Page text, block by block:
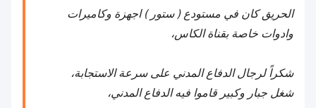
الحريق كان في مستودع ( ستور ) اجهزة وكاميرات
وادوات خاصة بقناة الكاس،
شكراً لرجال الدفاع المدني على سرعة الاستجابة،
شغل جبار وكبير قاموا فيه الدفاع المدني،